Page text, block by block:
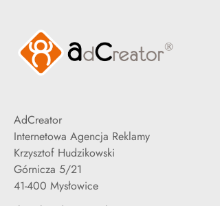
AdCreator
Internetowa Agencja Reklamy
Krzysztof Hudzikowski
Górnicza 5/21
41-400 Mysłowice